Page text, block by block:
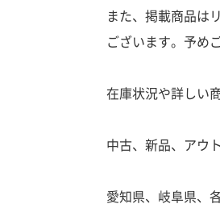
また、掲載商品は
ございます。予め
在庫状況や詳しい
中古、新品、アウ
愛知県、岐阜県、